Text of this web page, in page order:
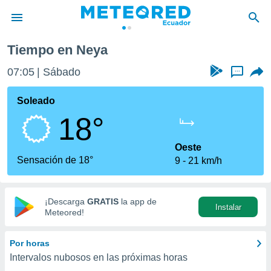
de
ha
calidad.
a este
las
y
digital
basada
Tiempo en Neya
07:05 Sábado ...
Soleado
18°
Sensación de 18°
Oeste
9
21 km/h
¡Descarga GRATIS la app de
Meteored!
Instalar
Por horas
Intervalos nubosos en las próximas horas